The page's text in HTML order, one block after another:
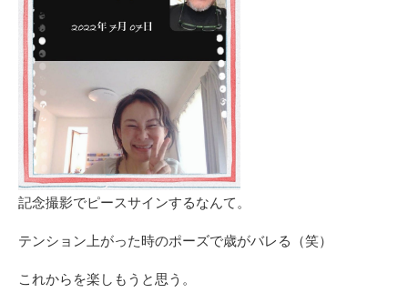
記念撮影でピースサインするなんて。
テンション上がった時のポーズで歳がバレる（笑）
これからを楽しもうと思う。